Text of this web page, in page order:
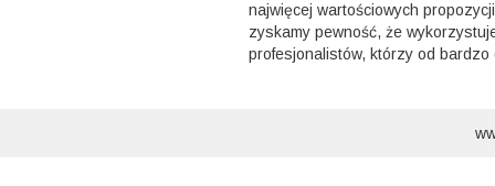
najwięcej wartościowych
zyskamy pewność, że
profesjonalistów, którzy od bardzo